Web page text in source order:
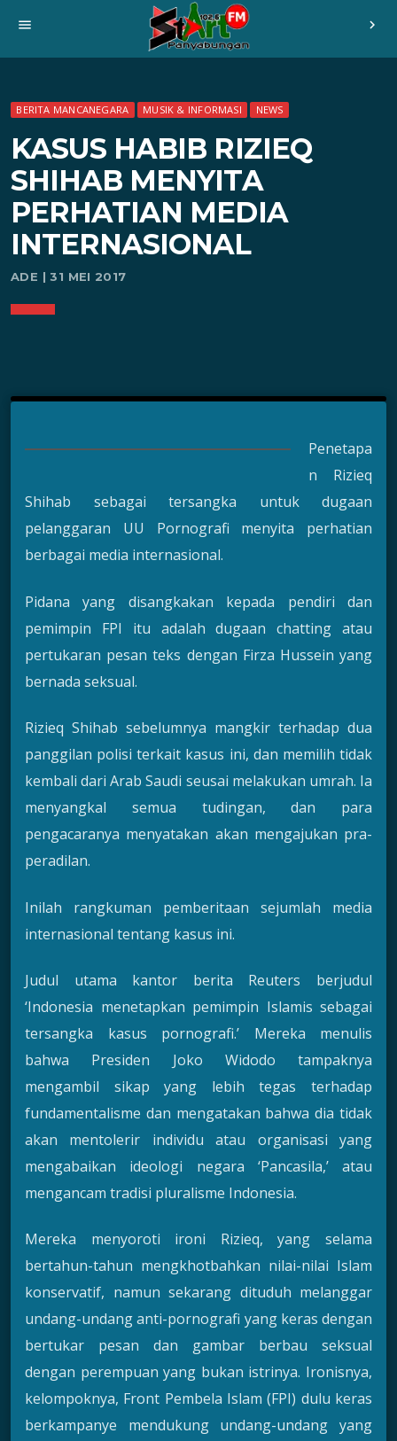
menu chevron_right
BERITA MANCANEGARA MUSIK & INFORMASI NEWS
KASUS HABIB RIZIEQ
SHIHAB MENYITA
PERHATIAN MEDIA
INTERNASIONAL
ADE | 31 MEI 2017
Penetapa
n Rizieq
Shihab sebagai tersangka untuk dugaan
pelanggaran UU Pornografi menyita perhatian
berbagai media internasional.
Pidana yang disangkakan kepada pendiri dan
pemimpin FPI itu adalah dugaan chatting atau
pertukaran pesan teks dengan Firza Hussein yang
bernada seksual.
Rizieq Shihab sebelumnya mangkir terhadap dua
panggilan polisi terkait kasus ini, dan memilih tidak
kembali dari Arab Saudi seusai melakukan umrah. Ia
menyangkal semua tudingan, dan para
pengacaranya menyatakan akan mengajukan pra-
peradilan.
Inilah rangkuman pemberitaan sejumlah media
internasional tentang kasus ini.
Judul utama kantor berita Reuters berjudul
‘Indonesia menetapkan pemimpin Islamis sebagai
tersangka kasus pornografi.’ Mereka menulis
bahwa Presiden Joko Widodo tampaknya
mengambil sikap yang lebih tegas terhadap
fundamentalisme dan mengatakan bahwa dia tidak
akan mentolerir individu atau organisasi yang
mengabaikan ideologi negara ‘Pancasila,’ atau
mengancam tradisi pluralisme Indonesia.
Mereka menyoroti ironi Rizieq, yang selama
bertahun-tahun mengkhotbahkan nilai-nilai Islam
konservatif, namun sekarang dituduh melanggar
undang-undang anti-pornografi yang keras dengan
bertukar pesan dan gambar berbau seksual
dengan perempuan yang bukan istrinya. Ironisnya,
kelompoknya, Front Pembela Islam (FPI) dulu keras
berkampanye mendukung undang-undang yang